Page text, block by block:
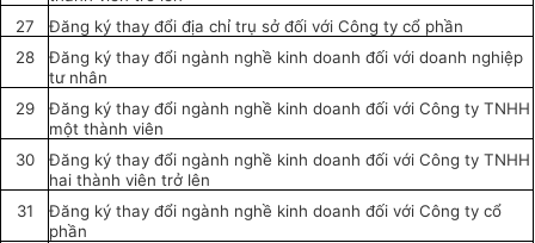
27
Đăng ký thay đổi địa chỉ trụsở đối với Công ty cổ phần
28
Đăng ký thay đổi ngành nghề kinh doanhđối với doanh nghiệp
tư nhân
29
Đăng ký thay đổi ngành nghề kinh doanh đối với Công ty TNHH
một thành viên
30
Đăng ký thay đổi ngành nghề kinh doanh đối với Công ty TNHH
hai thành viên trở lên
31
Đăng ký thay đổi ngành nghề kinh doanh đối với Công ty cổ
phần